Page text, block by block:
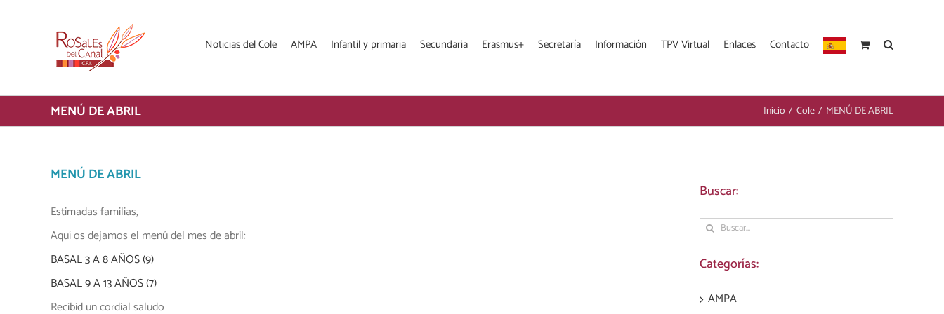
Noticias del Cole AMPA Infantil y primaria Secundaria Erasmus+ Secretaría Información TPV Virtual Enlaces Contacto
MENÚ DE ABRIL Inicio / Cole / MENÚ DE ABRIL
MENÚ DE ABRIL
Estimadas familias,
Aquí os dejamos el menú del mes de abril:
BASAL 3 A 8 AÑOS (9)
BASAL 9 A 13 AÑOS (7)
Recibid un cordial saludo
Buscar:
Buscar:
Categorías:
AMPA